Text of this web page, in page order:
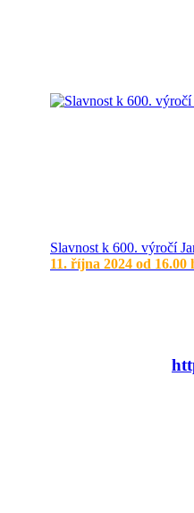
Slavnost k 600. výročí
11. října 2024 od 16.00